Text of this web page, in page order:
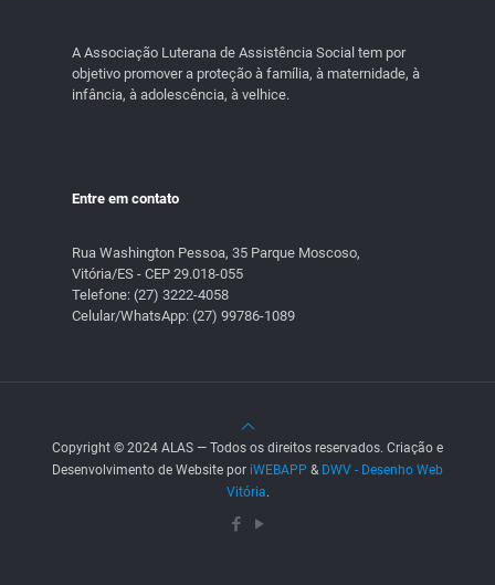
A Associação Luterana de Assistência Social tem por
objetivo promover a proteção à família, à maternidade, à
infância, à adolescência, à velhice.
Entre em contato
Rua Washington Pessoa, 35 Parque Moscoso,
Vitória/ES - CEP 29.018-055
Telefone: (27) 3222-4058
Celular/WhatsApp: (27) 99786-1089
Copyright © 2024 ALAS — Todos os direitos reservados. Criação e
Desenvolvimento de Website por iWEBAPP & DWV - Desenho Web
Vitória.